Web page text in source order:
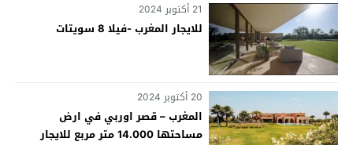
21 أكتوبر 2024
للايجار المغرب -فيلا 8 سويتات
20 أكتوبر 2024
المغرب – قصر اوربي في ارض
مساحتها 14.000 متر مربع للايجار